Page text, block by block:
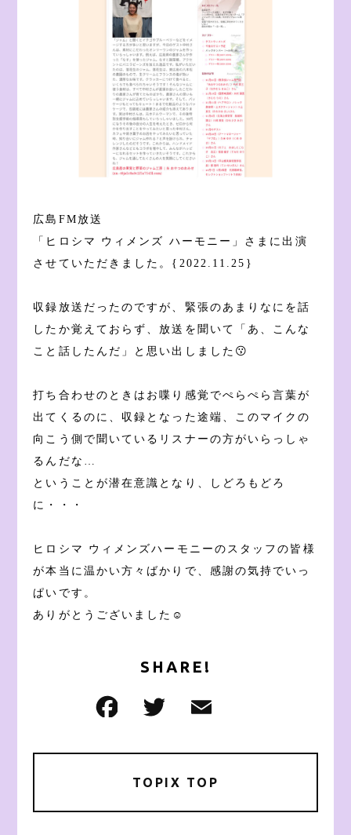
広島FM放送
「ヒロシマ ウィメンズ ハーモニー」さまに出演
させていただきました。{2022.11.25}
収録放送だったのですが、緊張のあまりなにを話
したか覚えておらず、放送を聞いて「あ、こんな
こと話したんだ」と思い出しました😗
打ち合わせのときはお喋り感覚でぺらぺら言葉が
出てくるのに、収録となった途端、このマイクの
向こう側で聞いているリスナーの方がいらっしゃ
るんだな…
ということが潜在意識となり、しどろもどろ
に・・・
ヒロシマ ウィメンズハーモニーのスタッフの皆様
が本当に温かい方々ばかりで、感謝の気持でいっ
ぱいです。
ありがとうございました☺️
SHARE!
TOPIX TOP